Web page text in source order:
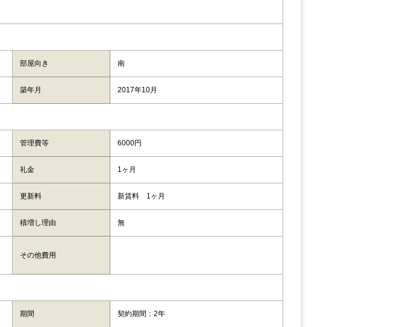
部屋向き 南
築年月 2017年10月
管理費等 6000円
礼金 1ヶ月
更新料 新賃料 1ヶ月
積増し理由 無
その他費用
期間 契約期間：2年